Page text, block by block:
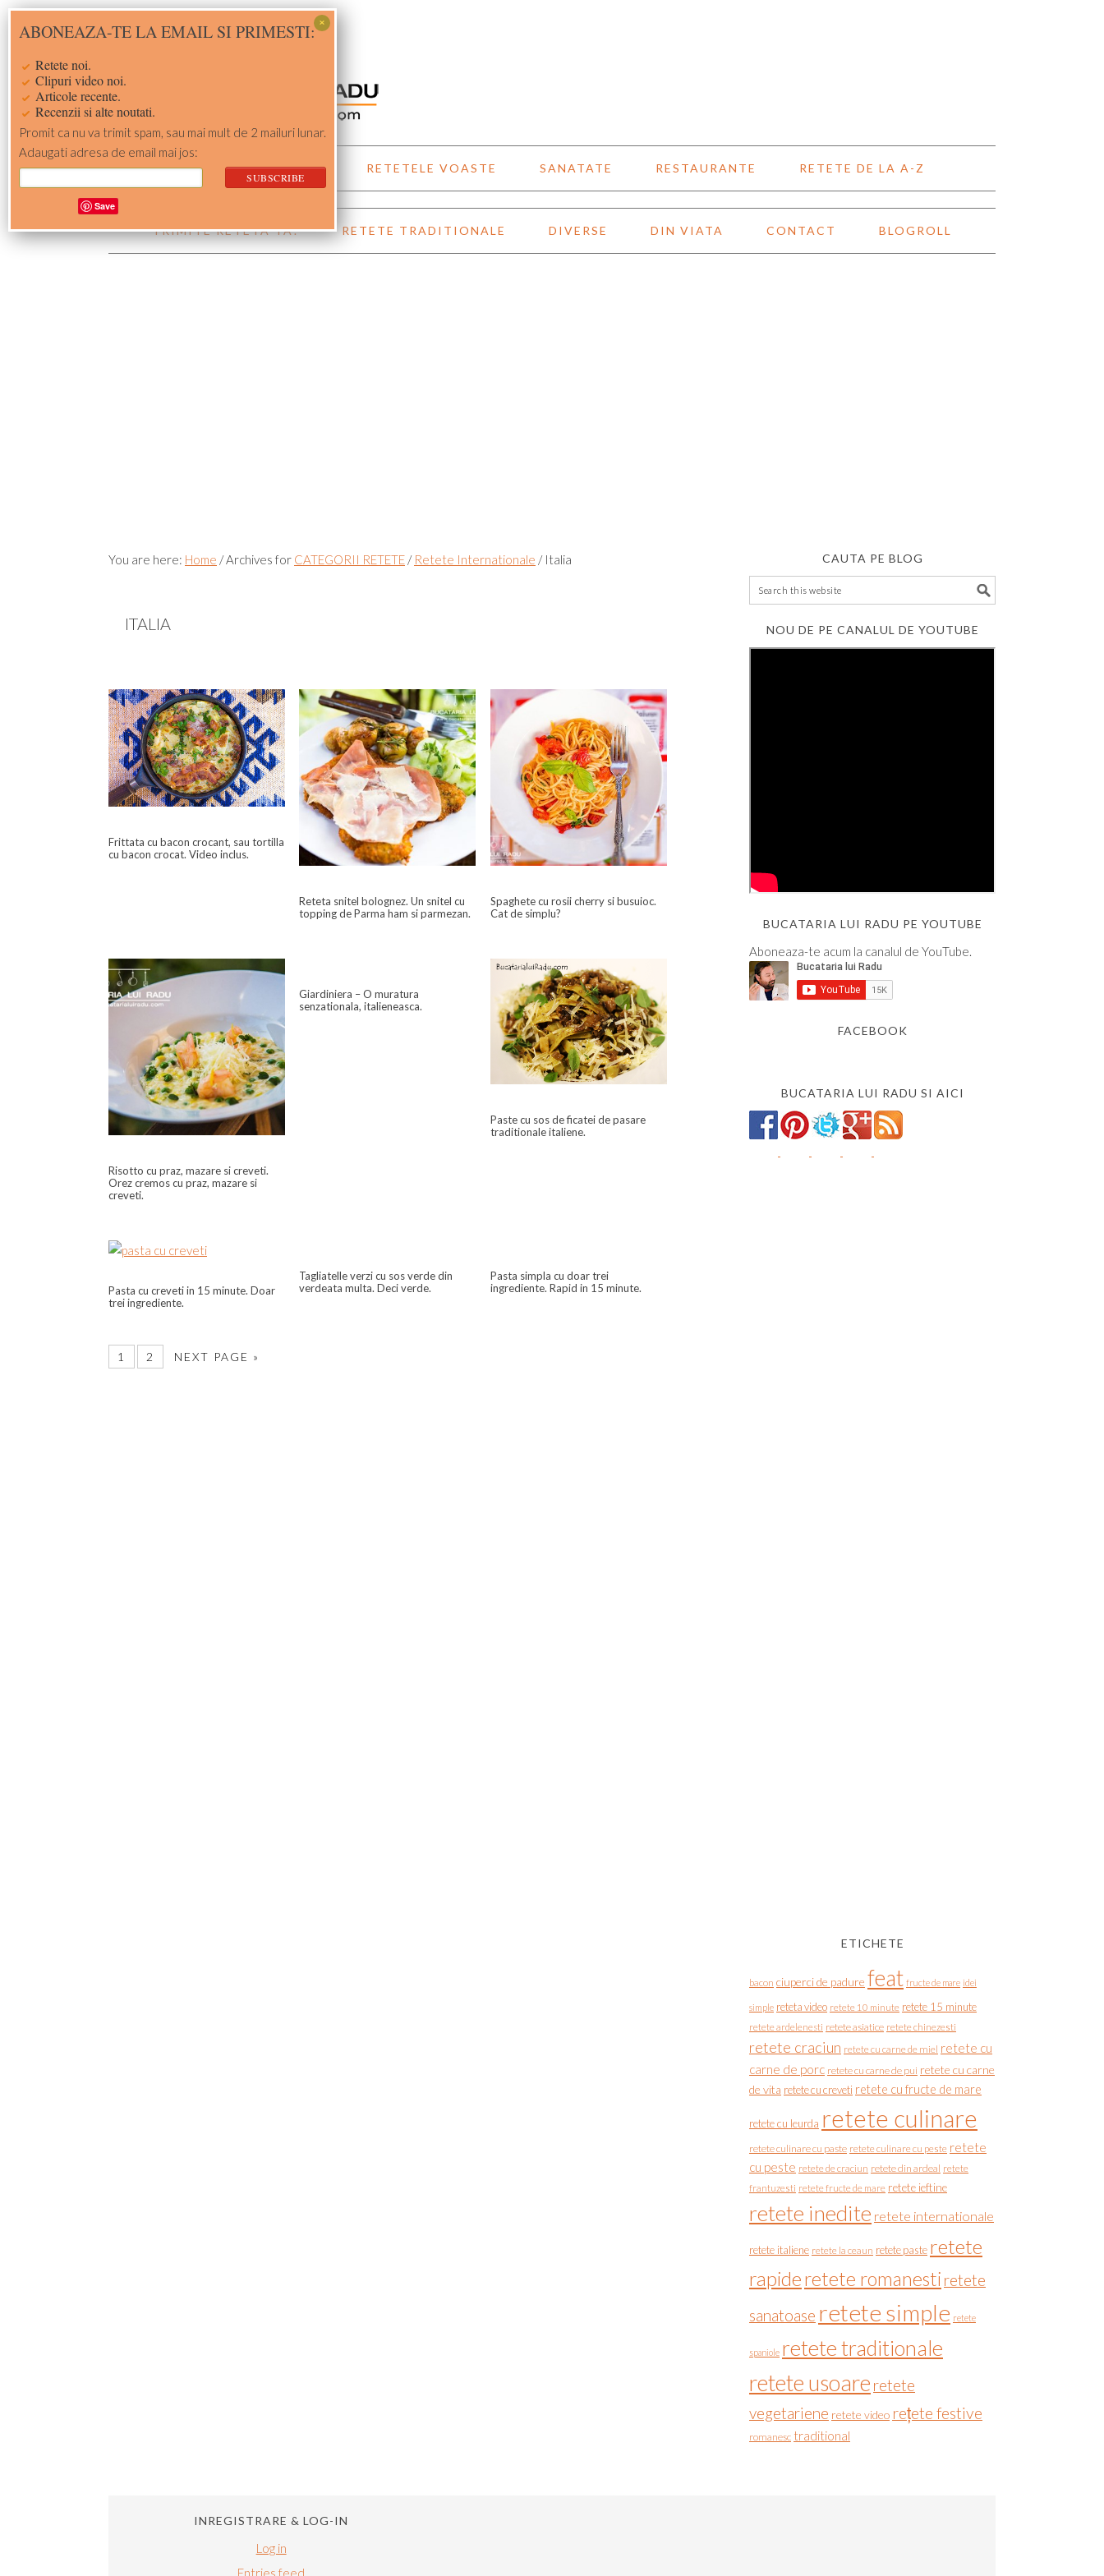
Skip
to
Skip
to
Skip
to
Skip
to
ACASA RETETE RETETELE VOASTE SANATATE RESTAURANTE RETETE DE LA A-Z
TRIMITE RETETA TA! RETETE TRADITIONALE DIVERSE DIN VIATA CONTACT BLOGROLL
You are here: Home /Archives for CATEGORII RETETE / Retete Internationale /Italia
ITALIA
Frittata cu bacon crocant, sau tortilla
cu bacon crocat. Video inclus.
Reteta snitel bolognez. Un snitel cu
topping de Parma ham si parmezan.
Spaghete cu rosii cherry si busuioc.
Cat de simplu?
Risotto cu praz, mazare si creveti.
Orez cremos cu praz, mazare si
creveti.
Giardiniera – O muratura
senzationala, italieneasca.
Paste cu sos de ficatei de pasare
traditionale italiene.
Pasta cu creveti in 15 minute. Doar
trei ingrediente.
Tagliatelle verzi cu sos verde din
verdeata multa. Deci verde.
Pasta simpla cu doar trei
ingrediente. Rapid in 15 minute.
1 2 NEXT PAGE »
CAUTA PE BLOG
NOU DE PE CANALUL DE YOUTUBE
BUCATARIA LUI RADU PE YOUTUBE
Aboneaza-te acum la canalul de YouTube.
FACEBOOK
BUCATARIA LUI RADU SI AICI
ETICHETE
bacon ciuperci de padure feat fructe de mare idei
simple reteta video retete 10 minute retete 15 minute
retete ardelenesti retete asiatice retete chinezesti
retete craciun retete cu carne de miel retete cu
carne de porc retete cu carne de pui retete cu carne
de vita retete cu creveti retete cu fructe de mare
retete cu leurda retete culinare
retete culinare cu paste retete culinare cu peste retete
cu peste retete de craciun retete din ardeal retete
frantuzesti retete fructe de mare retete ieftine
retete inedite retete internationale
retete italiene retete la ceaun retete paste retete
rapideretete romanesti retete
sanatoase retete simple retete
spaniole retete traditionale
retete usoare retete
vegetariene retete video rețete festive
romanesc traditional
INREGISTRARE & LOG-IN
Log in
Entries feed
ABONEAZA-TE LA EMAIL SI PRIMESTI:
Retete noi.
Clipuri video noi.
Articole recente.
Recenzii si alte noutati.
Promit ca nu va trimit spam, sau mai mult de 2 mailuri lunar.
Adaugati adresa de email mai jos:
Save